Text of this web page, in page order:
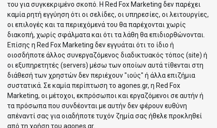
του για συγκεκριμένο σκοπό. Η Red Fox Marketing δεν παρέχει
καμία ρητή εγγύηση ότι οι σελίδες, οι υπηρεσίες, οι λειτουργίες,
οι επιλογές και τα περιεχόμενά του θα παρέχονται χωρίς
διακοπή, χωρίς σφάλματα και ότι τα λάθη θα επιδιορθώνονται.
Επίσης η Red Fox Marketing δεν εγγυάται ότι το ίδιο ή
οιοσδήποτε άλλος συνεργαζόμενος διαδικτυακός τόπος (site) ή
οι εξυπηρετητές (servers) μέσω των οποίων αυτά τίθενται στη
διάθεσή των χρηστών δεν περιέχουν "ιούς" ή άλλα επιζήμια
συστατικά. Σε καμία περίπτωση το agones.gr, η Red Fox
Marketing, οι μέτοχοι, εκπρόσωποι και εργαζόμενοι σε αυτήν ή
τα πρόσωπα που συνδέονται με αυτήν δεν φέρουν ευθύνη
απέναντί σας για οιαδήποτε τυχόν ζημία σας ήθελε προκληθεί
από τη χρήση του agones.gr.